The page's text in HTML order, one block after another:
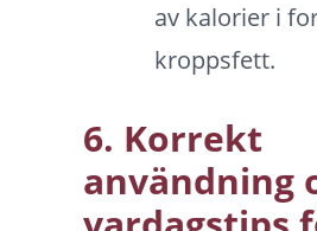
av kalorier i
kroppsfett.
6. Korrekt
användning